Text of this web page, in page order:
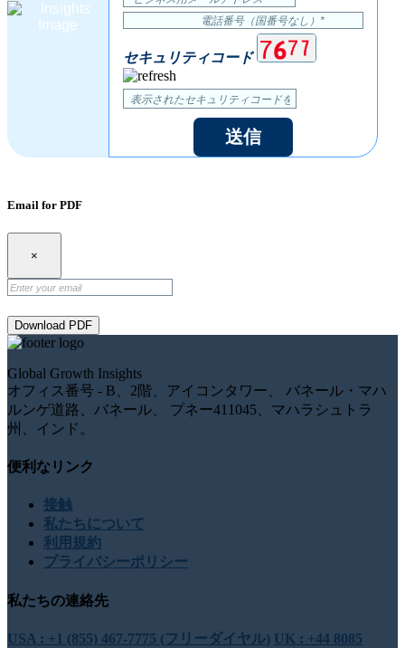
セキュリティコード
送信
Email for PDF
×
Download PDF
Global Growth Insights
オフィス番号 - B、2階、アイコンタワー、 バネール・マハ
ルンゲ道路、バネール、 プネー411045、マハラシュトラ
州、インド。
便利なリンク
接触
私たちについて
利用規約
プライバシーポリシー
私たちの連絡先
USA : +1 (855) 467-7775 (フリーダイヤル) UK : +44 8085